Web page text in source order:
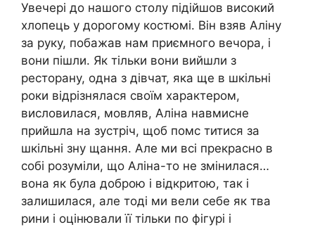
Увечері до нашого столу підійшов високий
хлопець у дорогому костюмі. Він взяв Аліну
за руку, побажав нам приємного вечора, і
вони пішли. Як тільки вони вийшли з
ресторану, одна з дівчат, яка ще в шкільні
роки відрізнялася своїм характером,
висловилася, мовляв, Аліна навмисне
прийшла на зустріч, щоб помс титися за
шкільні зну щання. Але ми всі прекрасно в
собі розуміли, що Аліна-то не змінилася…
вона як була доброю і відкритою, так і
залишилася, але тоді ми вели себе як тва
рини і оцінювали її тільки по фігурі і